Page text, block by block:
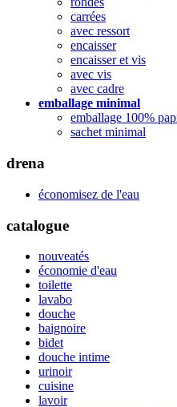
carrées
avec ressort
encaisser
encaisser et vis
avec vis
avec cadre
emballage minimal
emballage 100%
sachet minimal
drena
économisez de l'eau
catalogue
nouveatés
économie d'eau
toilette
lavabo
douche
baignoire
bidet
douche intime
urinoir
cuisine
lavoir